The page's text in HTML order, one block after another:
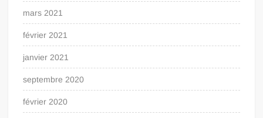
mars 2021
février 2021
janvier 2021
septembre 2020
février 2020